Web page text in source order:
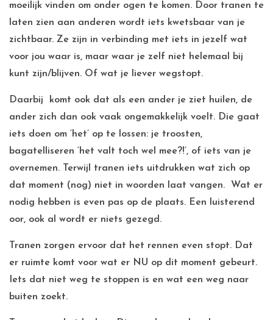
moeilijk vinden om onder ogen te komen. Door tranen te
laten zien aan anderen wordt iets kwetsbaar van je
zichtbaar. Ze zijn in verbinding met iets in jezelf wat
voor jou waar is, maar waar je zelf niet helemaal bij
kunt zijn/blijven. Of wat je liever wegstopt.
Daarbij komt ook dat als een ander je ziet huilen, de
ander zich dan ook vaak ongemakkelijk voelt. Die gaat
iets doen om ‘het’ op te lossen: je troosten,
bagatelliseren ‘het valt toch wel mee?!’, of iets van je
overnemen. Terwijl tranen iets uitdrukken wat zich op
dat moment (nog) niet in woorden laat vangen. Wat er
nodig hebben is even pas op de plaats. Een luisterend
oor, ook al wordt er niets gezegd.
Tranen zorgen ervoor dat het rennen even stopt. Dat
er ruimte komt voor wat er NU op dit moment gebeurt.
Iets dat niet weg te stoppen is en wat een weg naar
buiten zoekt.